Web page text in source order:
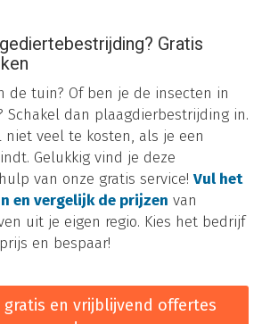
Gratis
de tuin? Of ben je de insecten in
Schakel dan plaagdierbestrijding in.
veel te kosten, als je een
Gelukkig vind je deze
van onze gratis service! Vul het
en vergelijk de prijzen van
uit je eigen regio. Kies het bedrijf
en bespaar!
gratis en vrijblijvend offertes